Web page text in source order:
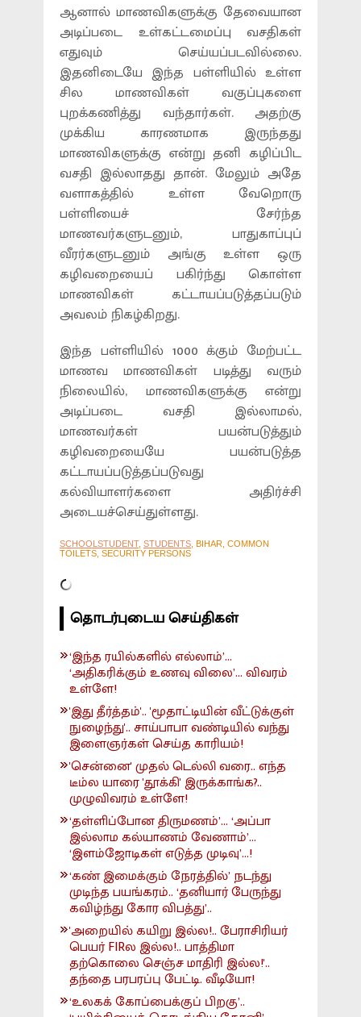
ஆனால் மாணவிகளுக்கு தேவையான
அடிப்படை உள்கட்டமைப்பு வசதிகள்
எதுவும் செய்யப்படவில்லை.
இதனிடையே இந்த பள்ளியில் உள்ள
சில மாணவிகள் வகுப்புகளை
புறக்கணித்து வந்தார்கள். அதற்கு
முக்கிய காரணமாக இருந்தது
மாணவிகளுக்கு என்று தனி கழிப்பிட
வசதி இல்லாதது தான். மேலும் அதே
வளாகத்தில் உள்ள வேறொரு
பள்ளியைச் சேர்ந்த
மாணவர்களுடனும், பாதுகாப்புப்
வீரர்களுடனும் அங்கு உள்ள ஒரு
கழிவறையைப் பகிர்ந்து கொள்ள
மாணவிகள் கட்டாயப்படுத்தப்படும்
அவலம் நிகழ்கிறது.
இந்த பள்ளியில் 1000 க்கும் மேற்பட்ட
மாணவ மாணவிகள் படித்து வரும்
நிலையில், மாணவிகளுக்கு என்று
அடிப்படை வசதி இல்லாமல்,
மாணவர்கள் பயன்படுத்தும்
கழிவறையையே பயன்படுத்த
கட்டாயப்படுத்தப்படுவது
கல்வியாளர்களை அதிர்ச்சி
அடையச்செய்துள்ளது.
SCHOOLSTUDENT, STUDENTS, BIHAR, COMMON
TOILETS, SECURITY PERSONS
தொடர்புடைய செய்திகள்
‘இந்த ரயில்களில் எல்லாம்’...
‘அதிகரிக்கும் உணவு விலை’... விவரம்
உள்ளே!
'இது தீர்த்தம்'.. 'மூதாட்டியின் வீட்டுக்குள்
நுழைந்து'.. சாய்பாபா வண்டியில் வந்து
இளைஞர்கள் செய்த காரியம்!
'சென்னை' முதல் டெல்லி வரை.. எந்த
டீம்ல யாரை 'தூக்கி' இருக்காங்க?..
முழுவிவரம் உள்ளே!
‘தள்ளிப்போன திருமணம்’... ‘அப்பா
இல்லாம கல்யாணம் வேணாம்’...
‘இளம்ஜோடிகள் எடுத்த முடிவு’...!
‘கண் இமைக்கும் நேரத்தில்’ நடந்து
முடிந்த பயங்கரம்.. ‘தனியார் பேருந்து
கவிழ்ந்து கோர விபத்து’..
'அறையில் கயிறு இல்ல!.. பேராசிரியர்
பெயர் FIRல இல்ல!.. பாத்திமா
தற்கொலை செஞ்ச மாதிரி இல்ல!'..
தந்தை பரபரப்பு பேட்டி. வீடியோ!
‘உலகக் கோப்பைக்குப் பிறகு’..